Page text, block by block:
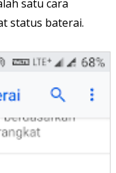
satu cara
status baterai.